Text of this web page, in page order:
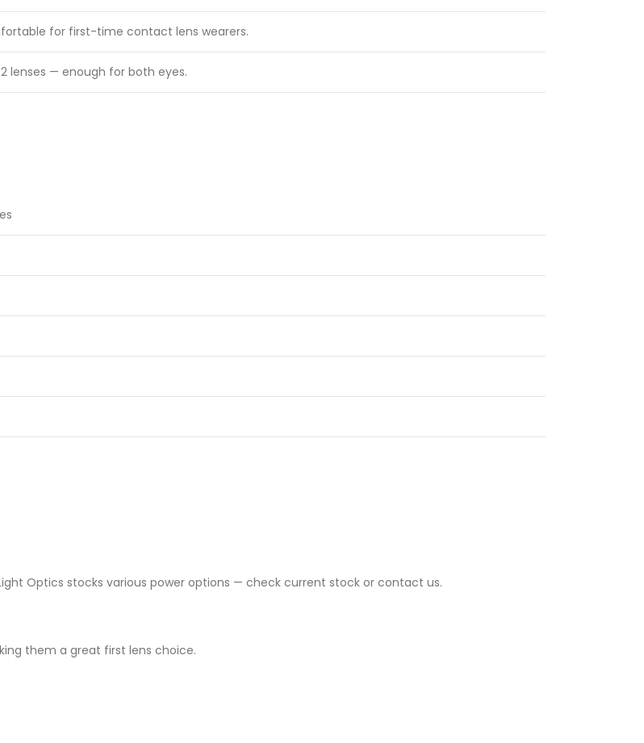
for first-time contact lens wearers.
lenses — enough for both eyes.
Optics stocks various power options — check current stock or contact us.
them a great first lens choice.